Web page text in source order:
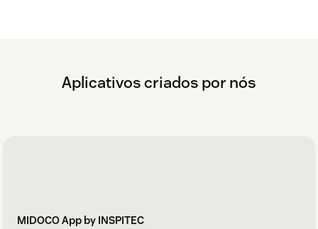
Aplicativos criados por nós
MIDOCO App by INSPITEC